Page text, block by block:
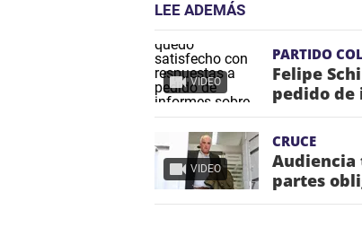
LEE ADEMÁS
VIDEO
PARTIDO
Felipe
pedido de
VIDEO
CRUCE
Audiencia
partes